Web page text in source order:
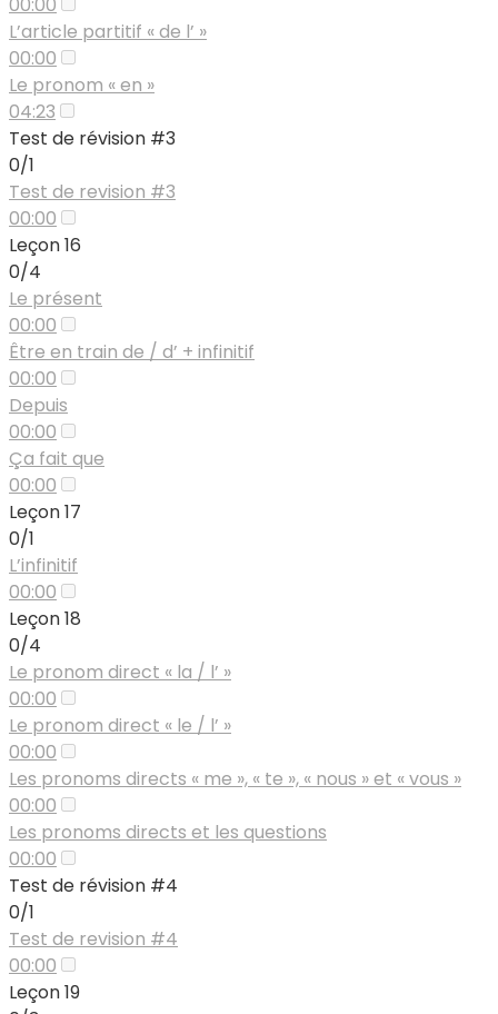
L’article partitif « de l’ »
00:00
Le pronom « en »
04:23
Test de révision #3
0/1
Test de revision #3
00:00
Leçon 16
0/4
Le présent
00:00
Être en train de / d’ + infinitif
00:00
Depuis
00:00
Ça fait que
00:00
Leçon 17
0/1
L’infinitif
00:00
Leçon 18
0/4
Le pronom direct « la / l’ »
00:00
Le pronom direct « le / l’ »
00:00
Les pronoms directs « me », « te », « nous » et « vous »
00:00
Les pronoms directs et les questions
00:00
Test de révision #4
0/1
Test de revision #4
00:00
Leçon 19